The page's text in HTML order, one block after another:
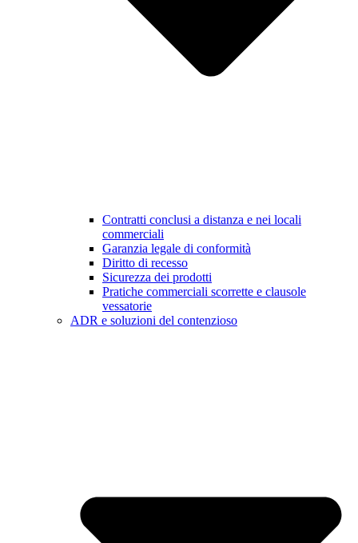
Contratti conclusi a distanza e nei locali
commerciali
Garanzia legale di conformità
Diritto di recesso
Sicurezza dei prodotti
Pratiche commerciali scorrette e clausole
vessatorie
ADR e soluzioni del contenzioso